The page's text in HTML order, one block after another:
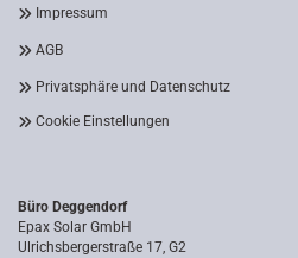
Impressum
AGB
Privatsphäre und Datenschutz
Cookie Einstellungen
Büro Deggendorf
Epax Solar GmbH
Ulrichsbergerstraße 17, G2